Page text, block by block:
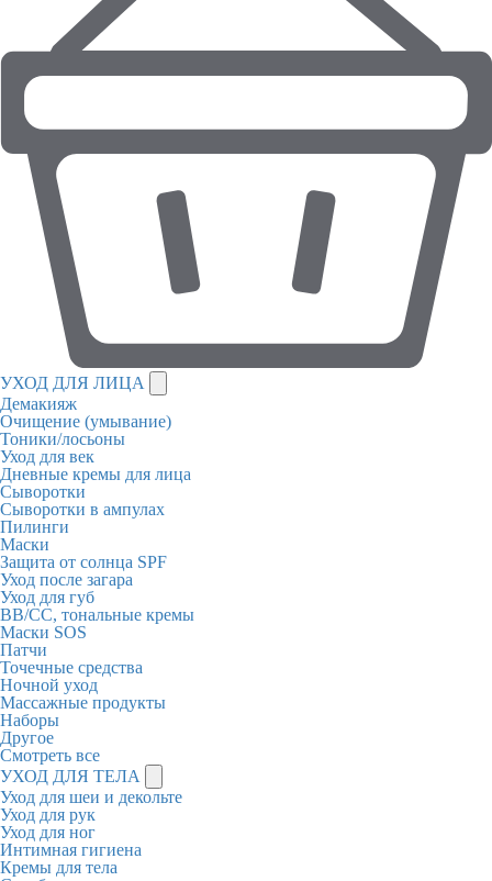
УХОД ДЛЯ ЛИЦА
Демакияж
Очищение (умывание)
Тоники/лосьоны
Уход для век
Дневные кремы для лица
Сыворотки
Сыворотки в ампулах
Пилинги
Маски
Защита от солнца SPF
Уход после загара
Уход для губ
BB/CC, тональные кремы
Маски SOS
Патчи
Точечные средства
Ночной уход
Массажные продукты
Наборы
Другое
Смотреть все
УХОД ДЛЯ ТЕЛА
Уход для шеи и декольте
Уход для рук
Уход для ног
Интимная гигиена
Кремы для тела